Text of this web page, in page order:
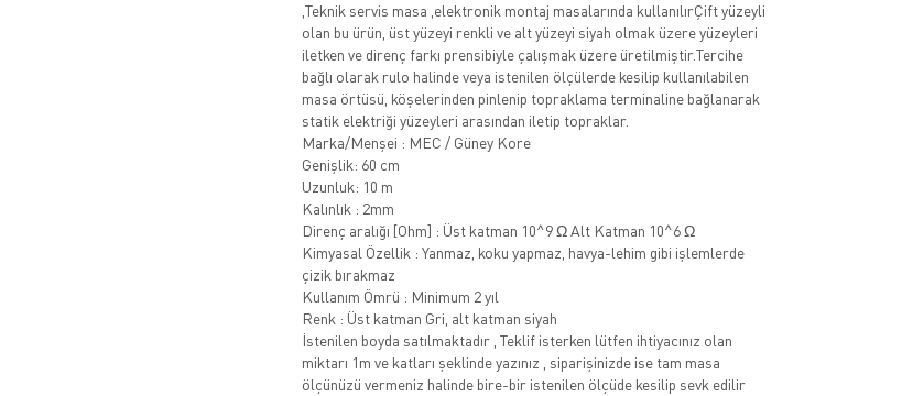
,Teknik servis masa ,elektronik montaj masalarında kullanılırÇift yüzeyli
olan bu ürün, üst yüzeyi renkli ve alt yüzeyi siyah olmak üzere yüzeyleri
iletken ve direnç farkı prensibiyle çalışmak üzere üretilmiştir.Tercihe
bağlı olarak rulo halinde veya istenilen ölçülerde kesilip kullanılabilen
masa örtüsü, köşelerinden pinlenip topraklama terminaline bağlanarak
statik elektriği yüzeyleri arasından iletip topraklar.
Marka/Menşei : MEC / Güney Kore
Genişlik: 60 cm
Uzunluk: 10 m
Kalınlık : 2mm
Direnç aralığı [Ohm] : Üst katman 10^9 Ω Alt Katman 10^6 Ω
Kimyasal Özellik : Yanmaz, koku yapmaz, havya-lehim gibi işlemlerde
çizik bırakmaz
Kullanım Ömrü : Minimum 2 yıl
Renk : Üst katman Gri, alt katman siyah
İstenilen boyda satılmaktadır , Teklif isterken lütfen ihtiyacınız olan
miktarı 1m ve katları şeklinde yazınız , siparişinizde ise tam masa
ölçünüzü vermeniz halinde bire-bir istenilen ölçüde kesilip sevk edilir